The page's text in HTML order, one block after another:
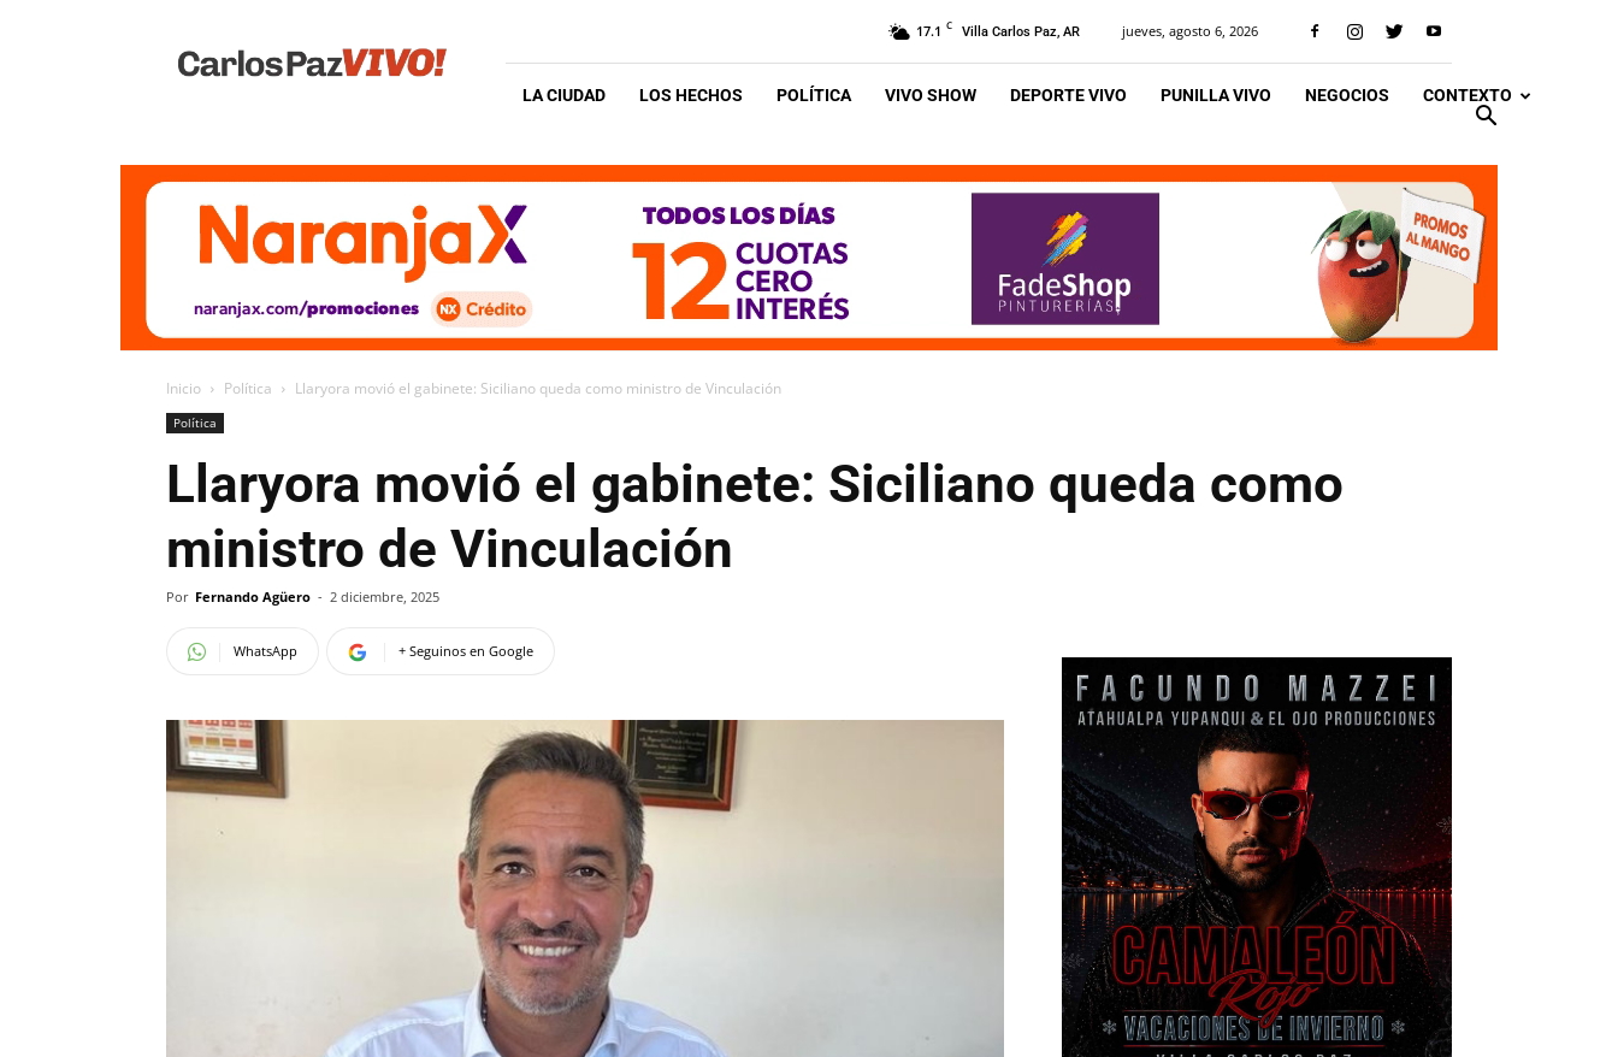
Vivo
17.1 C Villa Carlos Paz, AR jueves, agosto 6, 2026
LA CIUDAD LOS HECHOS POLÍTICA VIVO SHOW DEPORTE VIVO PUNILLA VIVO NEGOCIOS CONTEXTO
Inicio Política Llaryora movió el gabinete: Siciliano queda como ministro de Vinculación
Política
Llaryora movió el gabinete: Siciliano queda como
ministro de Vinculación
Por Fernando Agüero - 2 diciembre, 2025
WhatsApp + Seguinos en Google